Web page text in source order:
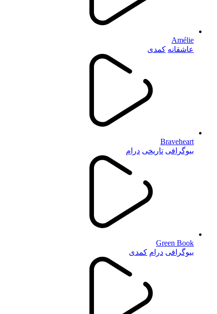
Amélie
عاشقانه کمدی
Braveheart
بیوگرافی تاریخی درام
Green Book
بیوگرافی درام کمدی